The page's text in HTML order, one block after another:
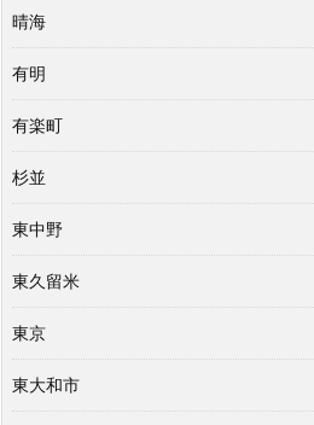
晴海
有明
有楽町
杉並
東中野
東久留米
東京
東大和市